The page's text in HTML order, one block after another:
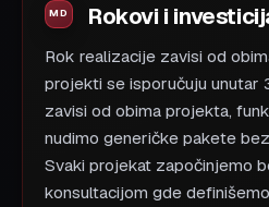
Rokovi i
Rok realizacije zavisi od
projekti se isporučuju unutar
zavisi od obima projekta,
nudimo generičke pakete
Svaki projekat započinjemo
konsultacijom gde